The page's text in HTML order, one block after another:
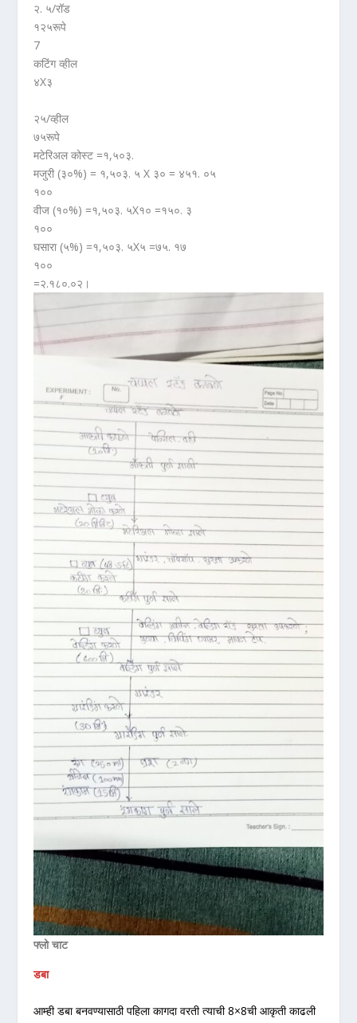
२. ५/रॉड
१२५रूपे
7
कटिंग व्हील
४X३
२५/व्हील
७५रूपे
मटेरिअल कोस्ट =१,५०३.
मजुरी (३०%) = १,५०३. ५ X ३० = ४५१. ०५
१००
वीज (१०%) =१,५०३. ५X१० =१५०. ३
१००
घसारा (५%) =१,५०३. ५X५ =७५. १७
१००
=२.१८०.०२।
फ्लो चाट
डबा
आम्ही डबा बनवण्यासाठी पहिला कागदा वरती त्याची 8×8ची आकृती काढली